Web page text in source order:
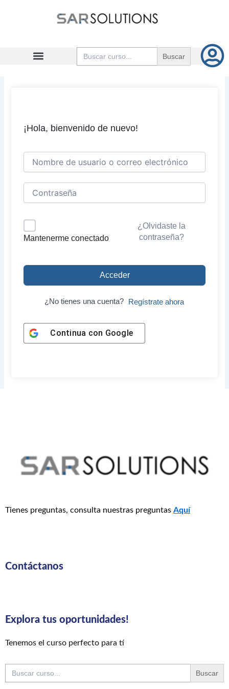
Buscar:
¡Hola, bienvenido de nuevo!
Mantenerme conectado
¿Olvidaste la
contraseña?
Acceder
¿No tienes una cuenta? Regístrate ahora
Continua con Google
Tienes preguntas, consulta nuestras preguntas Aquí
Contáctanos
Explora tus oportunidades!
Tenemos el curso perfecto para tí
Buscar: